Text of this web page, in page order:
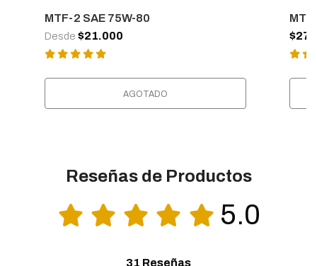
MTF-2 SAE 75W-80
Desde $21.000
AGOTADO
Reseñas de Productos
5.0
31 Reseñas